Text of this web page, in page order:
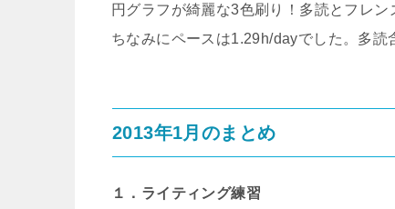
円グラフが綺麗な3色刷り！多読とフレ
ちなみにペースは1.29h/dayでした。多読
2013年1月のまとめ
１．ライティング練習